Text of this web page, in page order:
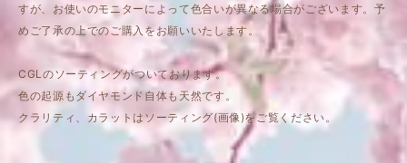
すが、お使いのモニターによって色合いが異なる場合がございます。予
めご了承の上でのご購入をお願いいたします。
CGLのソーティングがついております。
色の起源もダイヤモンド自体も天然です。
クラリティ、カラットはソーティング(画像)をご覧ください。